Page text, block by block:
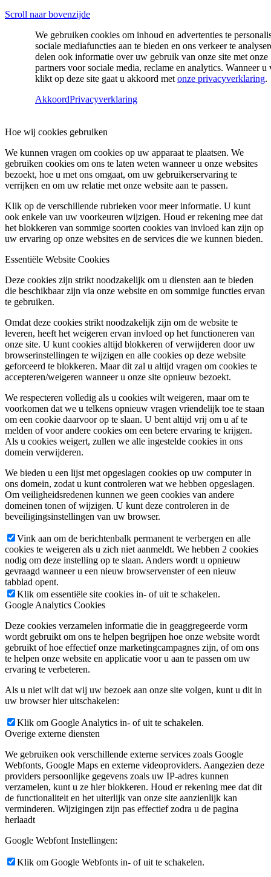
Scroll naar bovenzijde
We gebruiken cookies om inhoud en advertenties te
sociale mediafuncties aan te bieden en ons verkeer te
delen ook informatie over uw gebruik van onze site met onze
partners voor sociale media, reclame en analytics. Wanneer u
klikt op deze site gaat u akkoord met onze privacyverklaring.
AkkoordPrivacyverklaring
Hoe wij cookies gebruiken
We kunnen vragen om cookies op uw apparaat te plaatsen. We
gebruiken cookies om ons te laten weten wanneer u onze websites
bezoekt, hoe u met ons omgaat, om uw gebruikerservaring te
verrijken en om uw relatie met onze website aan te passen.
Klik op de verschillende rubrieken voor meer informatie. U kunt
ook enkele van uw voorkeuren wijzigen. Houd er rekening mee dat
het blokkeren van sommige soorten cookies van invloed kan zijn op
uw ervaring op onze websites en de services die we kunnen bieden.
Essentiële Website Cookies
Deze cookies zijn strikt noodzakelijk om u diensten aan te bieden
die beschikbaar zijn via onze website en om sommige functies ervan
te gebruiken.
Omdat deze cookies strikt noodzakelijk zijn om de website te
leveren, heeft het weigeren ervan invloed op het functioneren van
onze site. U kunt cookies altijd blokkeren of verwijderen door uw
browserinstellingen te wijzigen en alle cookies op deze website
geforceerd te blokkeren. Maar dit zal u altijd vragen om cookies te
accepteren/weigeren wanneer u onze site opnieuw bezoekt.
We respecteren volledig als u cookies wilt weigeren, maar om te
voorkomen dat we u telkens opnieuw vragen vriendelijk toe te staan
om een cookie daarvoor op te slaan. U bent altijd vrij om u af te
melden of voor andere cookies om een betere ervaring te krijgen.
Als u cookies weigert, zullen we alle ingestelde cookies in ons
domein verwijderen.
We bieden u een lijst met opgeslagen cookies op uw computer in
ons domein, zodat u kunt controleren wat we hebben opgeslagen.
Om veiligheidsredenen kunnen we geen cookies van andere
domeinen tonen of wijzigen. U kunt deze controleren in de
beveiligingsinstellingen van uw browser.
Vink aan om de berichtenbalk permanent te verbergen en alle
cookies te weigeren als u zich niet aanmeldt. We hebben 2 cookies
nodig om deze instelling op te slaan. Anders wordt u opnieuw
gevraagd wanneer u een nieuw browservenster of een nieuw
tabblad opent.
Klik om essentiële site cookies in- of uit te schakelen.
Google Analytics Cookies
Deze cookies verzamelen informatie die in geaggregeerde vorm
wordt gebruikt om ons te helpen begrijpen hoe onze website wordt
gebruikt of hoe effectief onze marketingcampagnes zijn, of om ons
te helpen onze website en applicatie voor u aan te passen om uw
ervaring te verbeteren.
Als u niet wilt dat wij uw bezoek aan onze site volgen, kunt u dit in
uw browser hier uitschakelen:
Klik om Google Analytics in- of uit te schakelen.
Overige externe diensten
We gebruiken ook verschillende externe services zoals Google
Webfonts, Google Maps en externe videoproviders. Aangezien deze
providers persoonlijke gegevens zoals uw IP-adres kunnen
verzamelen, kunt u ze hier blokkeren. Houd er rekening mee dat dit
de functionaliteit en het uiterlijk van onze site aanzienlijk kan
verminderen. Wijzigingen zijn pas effectief zodra u de pagina
herlaadt
Google Webfont Instellingen:
Klik om Google Webfonts in- of uit te schakelen.